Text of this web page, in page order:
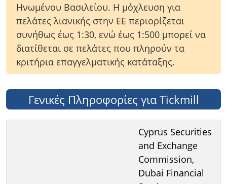
Ηνωμένου Βασιλείου. Η μόχλευση για
πελάτες λιανικής στην ΕΕ περιορίζεται
συνήθως έως 1:30, ενώ έως 1:500 μπορεί να
διατίθεται σε πελάτες που πληρούν τα
κριτήρια επαγγελματικής κατάταξης.
Γενικές Πληροφορίες για Tickmill
Cyprus Securities
and Exchange
Commission,
Dubai Financial